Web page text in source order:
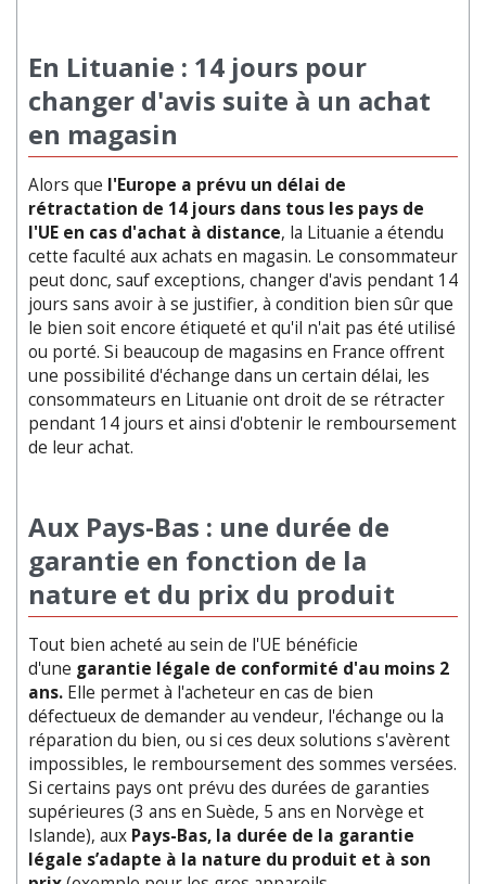
En Lituanie : 14 jours pour
changer d'avis suite à un achat
en magasin
Alors que l'Europe a prévu un délai de
rétractation de 14 jours dans tous les pays de
l'UE en cas d'achat à distance, la Lituanie a étendu
cette faculté aux achats en magasin. Le consommateur
peut donc, sauf exceptions, changer d'avis pendant 14
jours sans avoir à se justifier, à condition bien sûr que
le bien soit encore étiqueté et qu'il n'ait pas été utilisé
ou porté. Si beaucoup de magasins en France offrent
une possibilité d'échange dans un certain délai, les
consommateurs en Lituanie ont droit de se rétracter
pendant 14 jours et ainsi d'obtenir le remboursement
de leur achat.
Aux Pays-Bas : une durée de
garantie en fonction de la
nature et du prix du produit
Tout bien acheté au sein de l'UE bénéficie
d'une garantie légale de conformité d'au moins 2
ans. Elle permet à l'acheteur en cas de bien
défectueux de demander au vendeur, l'échange ou la
réparation du bien, ou si ces deux solutions s'avèrent
impossibles, le remboursement des sommes versées.
Si certains pays ont prévu des durées de garanties
supérieures (3 ans en Suède, 5 ans en Norvège et
Islande), aux Pays-Bas, la durée de la garantie
légale s’adapte à la nature du produit et à son